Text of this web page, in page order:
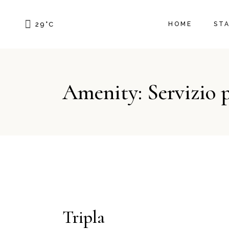
29 °C HOME
Amenity: Servizio
Tripla